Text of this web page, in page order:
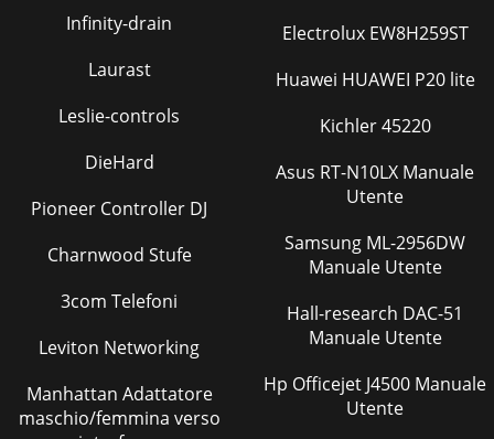
Infinity-drain
Laurast
Leslie-controls
DieHard
Pioneer Controller DJ
Charnwood Stufe
3com Telefoni
Leviton Networking
Manhattan Adattatore
maschio/femmina verso
Electrolux EW8H259ST
Huawei HUAWEI P20 lite
Kichler 45220
Asus RT-N10LX Manuale
Utente
Samsung ML-2956DW
Manuale Utente
Hall-research DAC-51
Manuale Utente
Hp Officejet J4500 Manuale
Utente